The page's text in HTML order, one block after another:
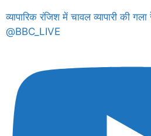
व्यापारिक रंजिश में चावल व्यापारी की
@BBC_LIVE